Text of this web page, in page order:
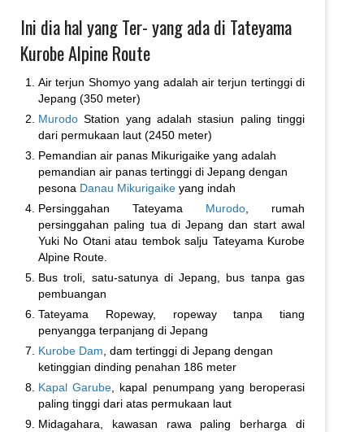
Ini dia hal yang Ter- yang ada di Tateyama
Kurobe Alpine Route
Air terjun Shomyo yang adalah air terjun tertinggi di
Jepang (350 meter)
Murodo Station yang adalah stasiun paling tinggi
dari permukaan laut (2450 meter)
Pemandian air panas Mikurigaike yang adalah
pemandian air panas tertinggi di Jepang dengan
pesona Danau Mikurigaike yang indah
Persinggahan Tateyama Murodo , rumah
persinggahan paling tua di Jepang dan start awal
Yuki No Otani atau tembok salju Tateyama Kurobe
Alpine Route.
Bus troli, satu-satunya di Jepang, bus tanpa gas
pembuangan
Tateyama Ropeway, ropeway tanpa tiang
penyangga terpanjang di Jepang
Kurobe Dam , dam tertinggi di Jepang dengan
ketinggian dinding penahan 186 meter
Kapal Garube , kapal penumpang yang beroperasi
paling tinggi dari atas permukaan laut
Midagahara, kawasan rawa paling berharga di